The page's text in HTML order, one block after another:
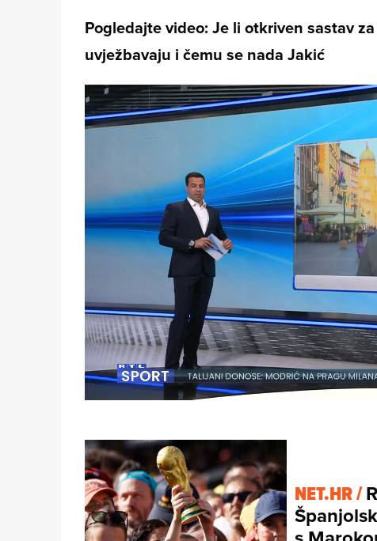
Pogledajte video: Je li otkriven sastav
uvježbavaju i čemu se nada Jakić
Unmute /
Loaded:
7.41%
NET.HR /